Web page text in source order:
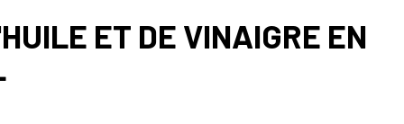
ET DE VINAIGRE EN